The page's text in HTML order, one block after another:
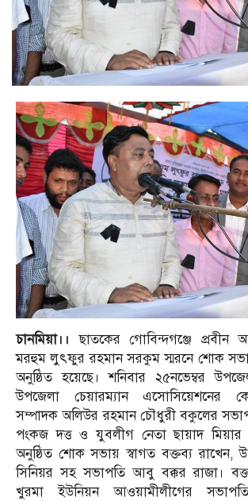
চানমিয়া।। ছাতকের গোবিন্দগঞ্জে প্রবীন
মরহুম লুৎফুর রহমান সরকুম স্মরনে শোক
অনুষ্ঠিত হয়েছে। শনিবার ২৫নভেম্বর
উপজেলা চেয়ারম্যান এসোসিয়েশনের
সম্পাদক অলিউর রহমান চৌধুরী বকুলের
পংকজ দত্ত ও যুবলীগ নেতা ছায়াদ মিয়ার
অনুষ্ঠিত শোক সভায় স্বাগত বক্তব্য রাখেন,
সিনিয়র সহ সভাপতি আবু বক্কর রাজা।
খুরমা ইউনিয়ন আওয়ামীলীগের